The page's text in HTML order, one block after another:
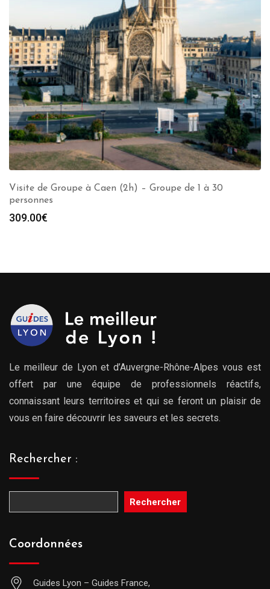
Visite de Groupe à Caen (2h) – Groupe de 1 à 30
personnes
309.00€
Le meilleur de Lyon et d’Auvergne-Rhône-Alpes vous est
offert par une équipe de professionnels réactifs,
connaissant leurs territoires et qui se feront un plaisir de
vous en faire découvrir les saveurs et les secrets.
Rechercher :
Rechercher
Coordonnées
Guides Lyon – Guides France,